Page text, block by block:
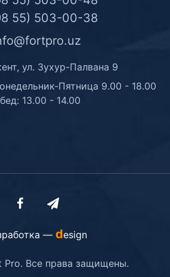
55) 503-00-38
ул. Зухур-Палвана 9
Пятница 9.00 - 18.00
13.00 - 14.00
— design
Все права защищены.